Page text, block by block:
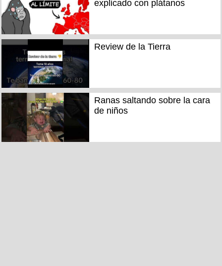
explicado con plátanos
Review de la Tierra
Ranas saltando sobre la cara
de niños